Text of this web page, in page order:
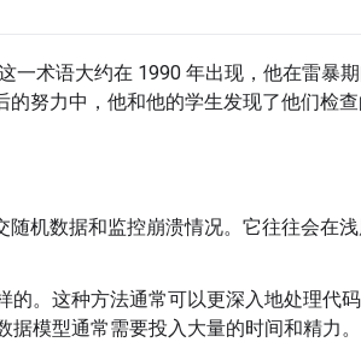
一术语大约在 1990 年出现，他在雷暴
的努力中，他和他的学生发现了他们检
机数据和监控崩溃情况。它往往会在
。这种方法通常可以更深入地处理代码
模型通常需要投入大量的时间和精力。